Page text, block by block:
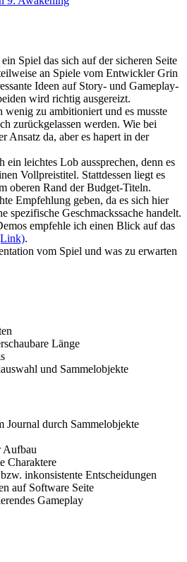
Spiel das sich auf der sicheren Seite
an Spiele vom Entwickler Grin
Ideen auf Story- und Gameplay-
wird richtig ausgereizt.
zu ambitioniert und es musste
zurückgelassen werden. Wie bei
Ansatz da, aber es hapert in der
ein leichtes Lob aussprechen, denn es
Vollpreistitel. Stattdessen liegt es
oberen Rand der Budget-Titeln.
Empfehlung geben, da es sich hier
spezifische Geschmackssache handelt.
empfehle ich einen Blick auf das
.
vom Spiel und was zu erwarten
Länge
und Sammelobjekte
Journal durch Sammelobjekte
Aufbau
Charaktere
inkonsistente Entscheidungen
auf Software Seite
Gameplay